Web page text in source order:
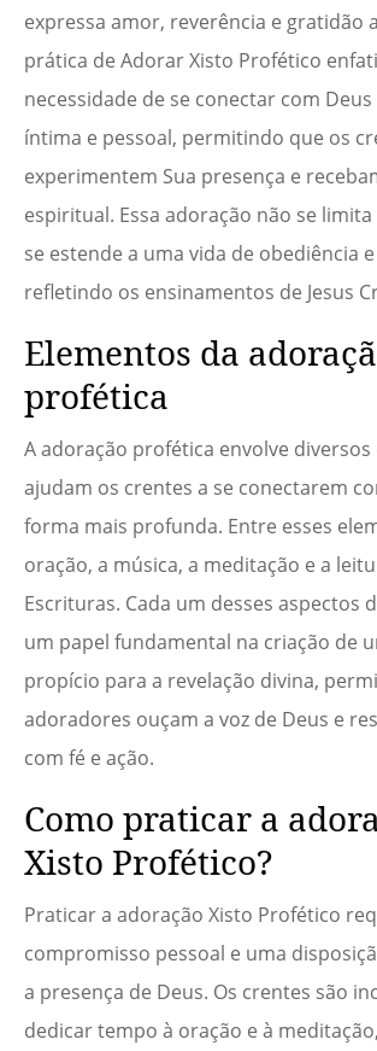
expressa amor, reverência e gratidão
prática de Adorar Xisto Profético
necessidade de se conectar com
íntima e pessoal, permitindo que os
experimentem Sua presença e
espiritual. Essa adoração não se
se estende a uma vida de obediência
refletindo os ensinamentos de Jesus
Elementos da
profética
A adoração profética envolve
ajudam os crentes a se conectarem
forma mais profunda. Entre esses
oração, a música, a meditação e a
Escrituras. Cada um desses aspectos
um papel fundamental na criação de
propício para a revelação divina,
adoradores ouçam a voz de Deus e
com fé e ação.
Como praticar a
Xisto Profético?
Praticar a adoração Xisto Profético
compromisso pessoal e uma
a presença de Deus. Os crentes são
dedicar tempo à oração e à